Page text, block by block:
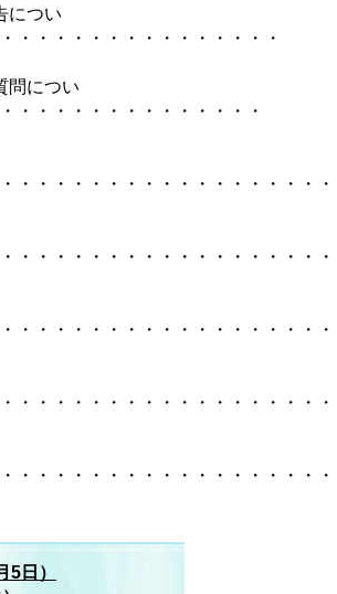
つい
・・・・・・・・・・・・・・・・
につい
・・・・・・・・・・・・・・・
・・・・・・・・・・・・・・・・・
・・・・・・・・・・・・・・・・・
・・・・・・・・・・・・・・・・・
・・・・・・・・・・・・・・・・・
・・・・・・・・・・・・・・・・・
5日）